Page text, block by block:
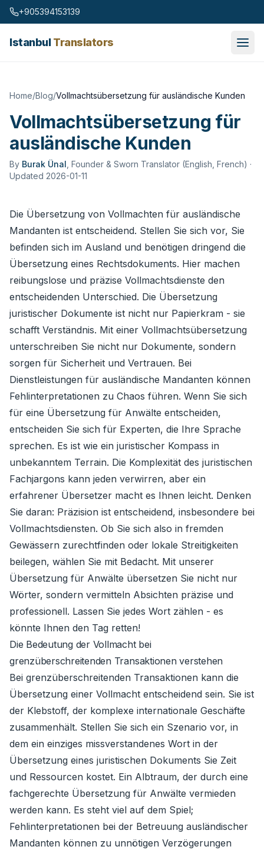
Skip to content
+905394153139
IstanbulTranslators
Home/Blog/Vollmachtsübersetzung für ausländische Kunden
Vollmachtsübersetzung für
ausländische Kunden
By Burak Ünal Founder & Sworn Translator (English, French) ·
Updated 2026-01-11
Die Übersetzung von Vollmachten für ausländische
Mandanten ist entscheidend. Stellen Sie sich vor, Sie
befinden sich im Ausland und benötigen dringend die
Übersetzung eines Rechtsdokuments. Hier machen
reibungslose und präzise Vollmachtsdienste den
entscheidenden Unterschied. Die Übersetzung
juristischer Dokumente ist nicht nur Papierkram - sie
schafft Verständnis. Mit einer Vollmachtsübersetzung
unterschreiben Sie nicht nur Dokumente, sondern
sorgen für Sicherheit und Vertrauen. Bei
Dienstleistungen für ausländische Mandanten können
Fehlinterpretationen zu Chaos führen. Wenn Sie sich
für eine Übersetzung für Anwälte entscheiden,
entscheiden Sie sich für Experten, die Ihre Sprache
sprechen. Es ist wie ein juristischer Kompass in
unbekanntem Terrain. Die Komplexität des juristischen
Fachjargons kann jeden verwirren, aber ein
erfahrener Übersetzer macht es Ihnen leicht. Denken
Sie daran: Präzision ist entscheidend, insbesondere bei
Vollmachtsdiensten. Ob Sie sich also in fremden
Gewässern zurechtfinden oder lokale Streitigkeiten
beilegen, wählen Sie mit Bedacht. Mit unserer
Übersetzung für Anwälte übersetzen Sie nicht nur
Wörter, sondern vermitteln Absichten präzise und
professionell. Lassen Sie jedes Wort zählen - es
könnte Ihnen den Tag retten!
Die Bedeutung der Vollmacht bei
grenzüberschreitenden Transaktionen verstehen
Bei grenzüberschreitenden Transaktionen kann die
Übersetzung einer Vollmacht entscheidend sein. Sie ist
der Klebstoff, der komplexe internationale Geschäfte
zusammenhält. Stellen Sie sich ein Szenario vor, in
dem ein einziges missverstandenes Wort in der
Übersetzung eines juristischen Dokuments Sie Zeit
und Ressourcen kostet. Ein Albtraum, der durch eine
fachgerechte Übersetzung für Anwälte vermieden
werden kann. Es steht viel auf dem Spiel;
Fehlinterpretationen bei der Betreuung ausländischer
Mandanten können zu unnötigen Verzögerungen